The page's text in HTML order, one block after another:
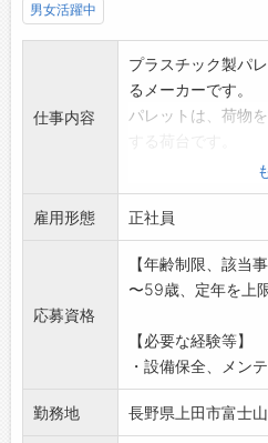
男女活躍中
仕事内容
プラスチック製パ
るメーカーです。
パレットは、荷物
・生産設備の保守
・機械部品の在庫
・日勤の仕事とな
時です)
・転勤はありませ
す。大型設備や
先進の機械設備導
気・機械に興味
がある方は是非、
雇用形態 正社員
応募資格
【年齢制限、該当事
〜59歳、定年を上
【必要な経験等】
・設備保全、メン
勤務地 長野県上田市富士